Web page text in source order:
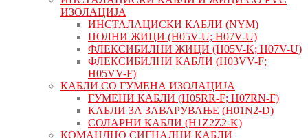
ИЗОЛАЦИЈА
ИНСТАЛАЦИСКИ КАБЛИ (NYM)
ПОЛНИ ЖИЦИ (H05V-U; H07V-U)
ФЛЕКСИБИЛНИ ЖИЦИ (H05V-K; H07V-U)
ФЛЕКСИБИЛНИ КАБЛИ (H03VV-F;
H05VV-F)
КАБЛИ СО ГУМЕНА ИЗОЛАЦИЈА
ГУМЕНИ КАБЛИ (H05RR-F; H07RN-F)
КАБЛИ ЗА ЗАВАРУВАЊЕ (H01N2-D)
СОЛАРНИ КАБЛИ (H1Z2Z2-K)
КОМАНДНО СИГНАЛНИ КАБЛИ